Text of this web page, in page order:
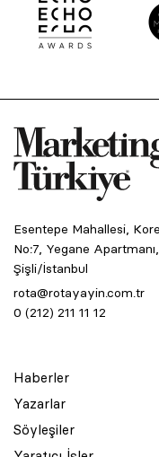
Esentepe Mahallesi,
No:7, Yegane
Şişli/İstanbul
rota@rotayayin.com.tr
0 (212) 211 11 12
Haberler
Yazarlar
Söyleşiler